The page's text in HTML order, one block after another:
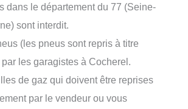
dans le département du 77 (Seine-
sont interdit.
(les pneus sont repris à titre
les garagistes à Cocherel.
de gaz qui doivent être reprises
par le vendeur ou vous